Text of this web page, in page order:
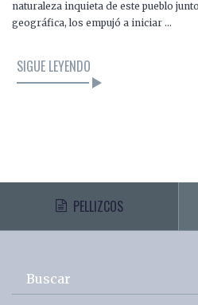
naturaleza inquieta de este pueblo
geográfica, los empujó a iniciar …
SIGUE LEYENDO
PELLIZCOS
Buscar